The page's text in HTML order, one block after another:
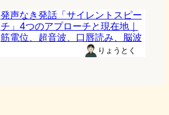
発声なき発話「サイレントスピー
チ」4つのアプローチと現在地｜
筋電位、超音波、口唇読み、脳波
りょうとく